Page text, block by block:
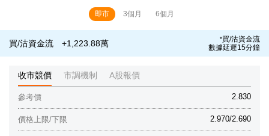
即市 3個月 6個月
買/沽資金流 +1,223.88萬 *買/沽資金流
數據延遲15分鐘
收市競價 市調機制 A股報價
2.830
參考價
2.970/2.690
價格上限/下限